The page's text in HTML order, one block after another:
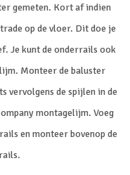
gemeten. Kort af indien
op de vloer. Dit doe je
Je kunt de onderrails ook
Monteer de baluster
vervolgens de spijlen in de
montagelijm. Voeg
en monteer bovenop de